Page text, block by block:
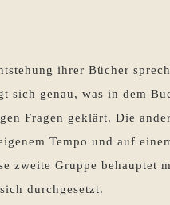
ihrer Bücher
sich genau, was in dem
Fragen geklärt. Die
Tempo und auf
zweite Gruppe behauptet
durchgesetzt.